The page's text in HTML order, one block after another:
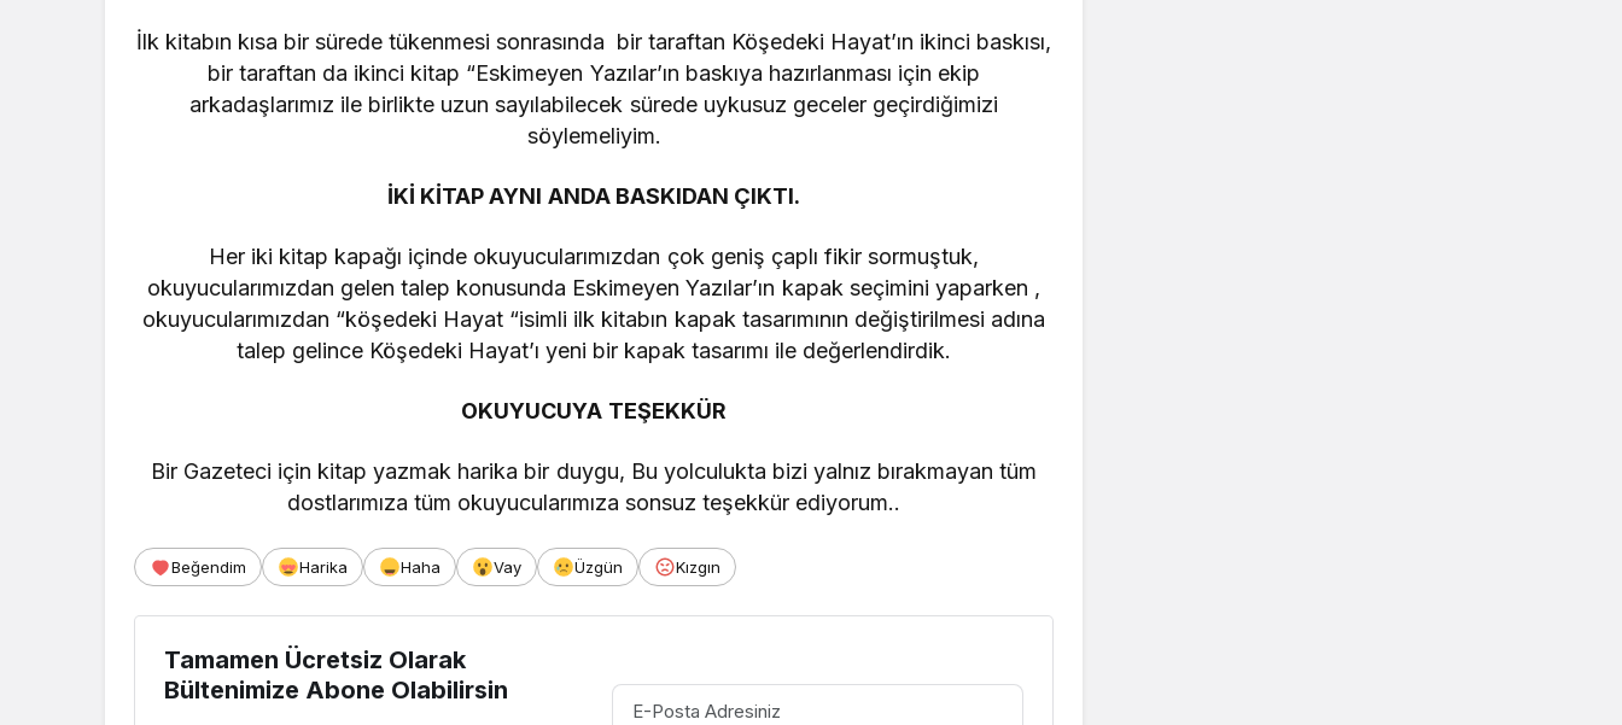
İlk kitabın kısa bir sürede tükenmesi sonrasında bir taraftan Köşedeki Hayat’ın ikinci baskısı,
bir taraftan da ikinci kitap “Eskimeyen Yazılar’ın baskıya hazırlanması için ekip
arkadaşlarımız ile birlikte uzun sayılabilecek sürede uykusuz geceler geçirdiğimizi
söylemeliyim.
İKİ KİTAP AYNI ANDA BASKIDAN ÇIKTI.
Her iki kitap kapağı içinde okuyucularımızdan çok geniş çaplı fikir sormuştuk,
okuyucularımızdan gelen talep konusunda Eskimeyen Yazılar’ın kapak seçimini yaparken ,
okuyucularımızdan “köşedeki Hayat “isimli ilk kitabın kapak tasarımının değiştirilmesi adına
talep gelince Köşedeki Hayat’ı yeni bir kapak tasarımı ile değerlendirdik.
OKUYUCUYA TEŞEKKÜR
Bir Gazeteci için kitap yazmak harika bir duygu, Bu yolculukta bizi yalnız bırakmayan tüm
dostlarımıza tüm okuyucularımıza sonsuz teşekkür ediyorum..
Beğendim Harika Haha Vay Üzgün Kızgın
Tamamen Ücretsiz Olarak
Bültenimize Abone Olabilirsin